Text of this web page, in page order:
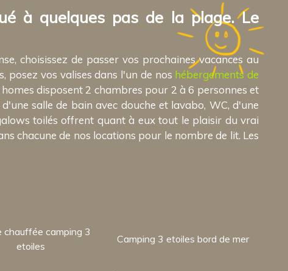
à quelques pas de la plage. Le
choisissez de passer vos prochaines vacances au
posez vos valises dans l'un de nos hébergements de
disposent 2 chambres pour 2 à 6 personnes et
salle de bain avec douche et lavabo, WC, d'une
toilés offrent quant à eux tout le plaisir du vrai
chacune de nos locations pour le nombre de lit. Les
chauffée camping 3
etoiles
Camping 3 etoiles bord de mer